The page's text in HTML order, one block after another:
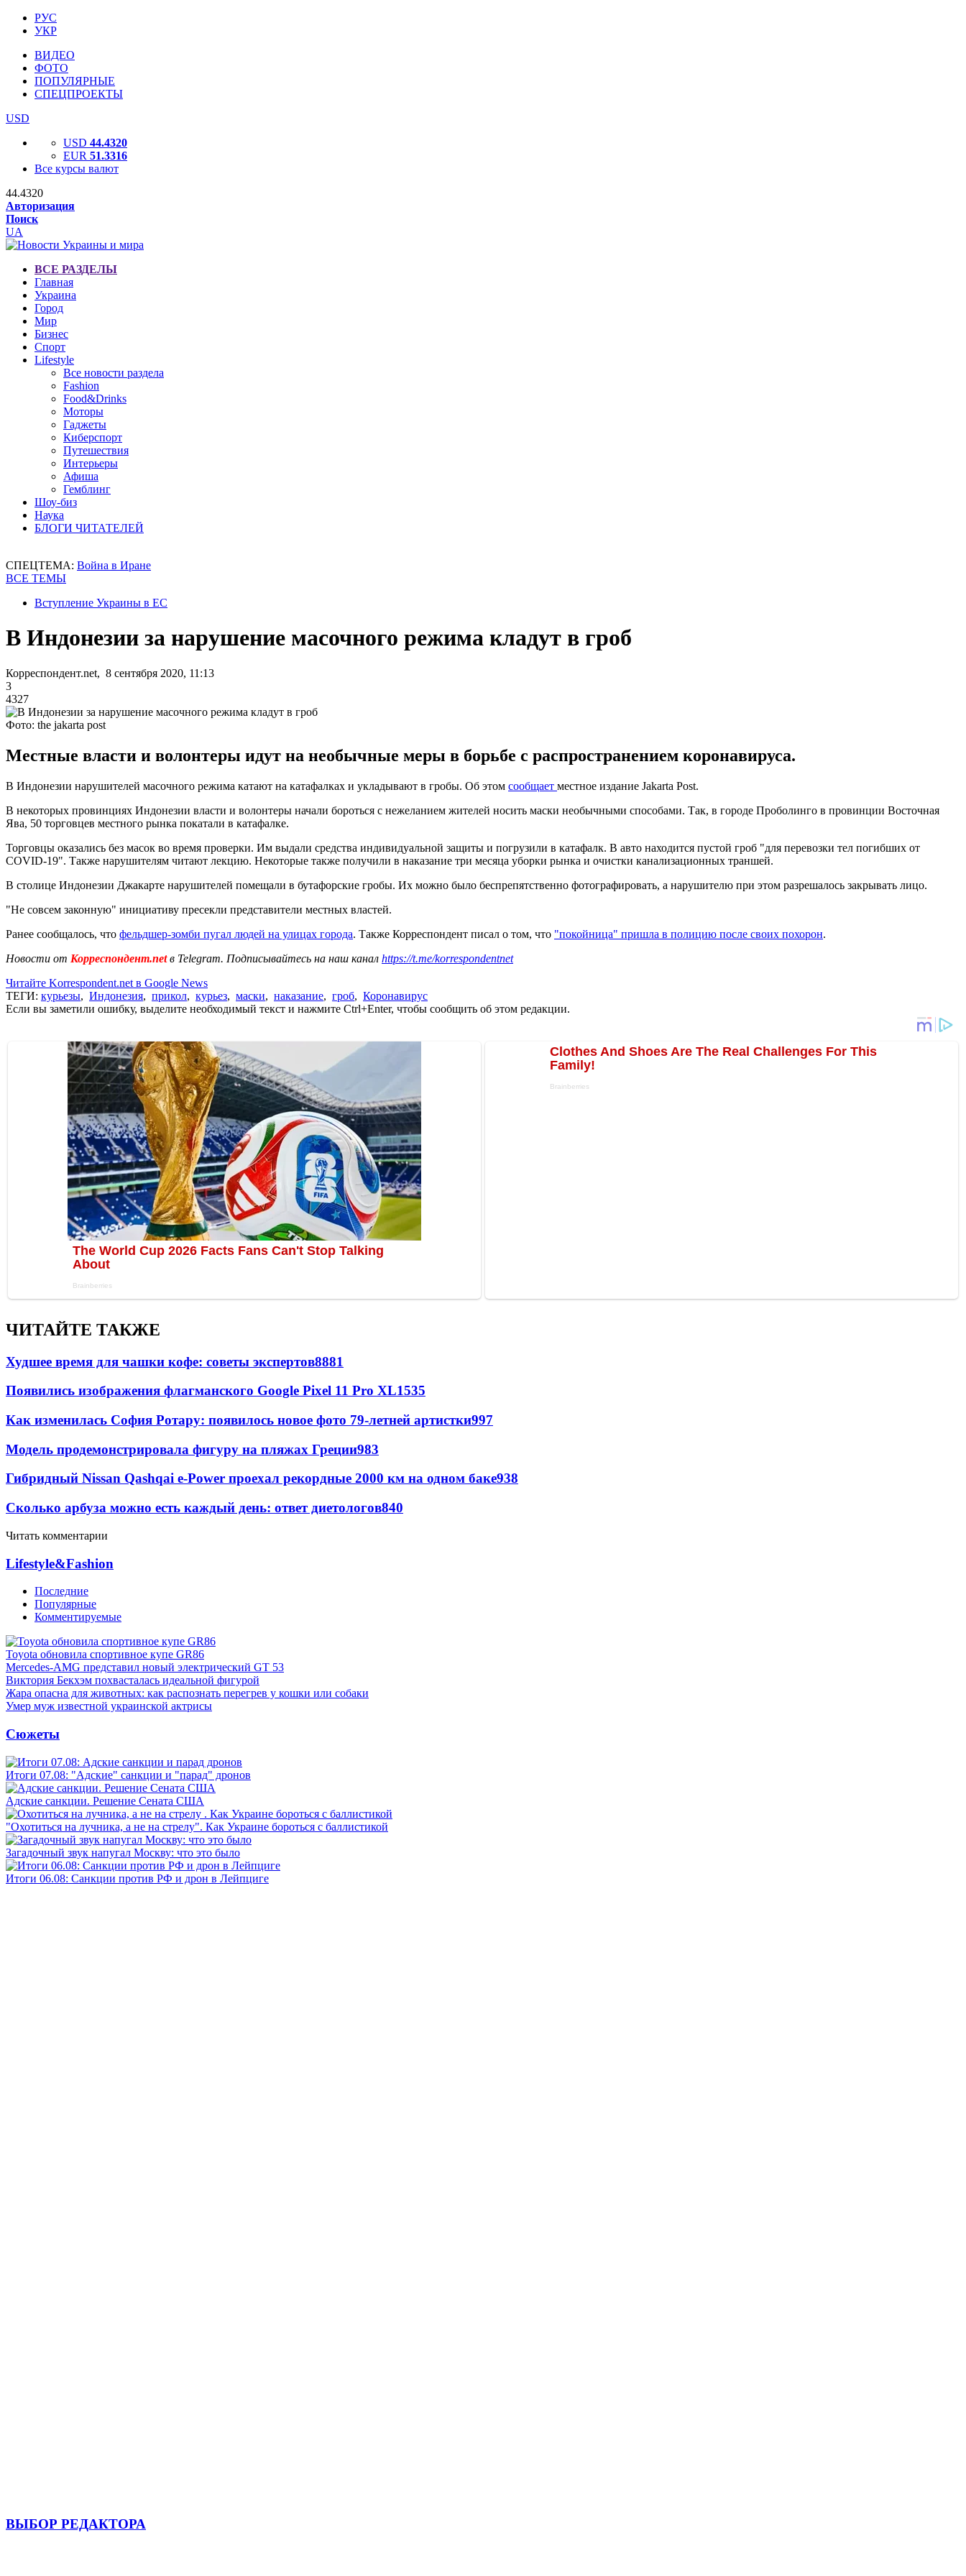
РУС
УКР
ВИДЕО
ФОТО
ПОПУЛЯРНЫЕ
СПЕЦПРОЕКТЫ
USD
USD 44.4320
EUR 51.3316
Все курсы валют
44.4320
Авторизация
Поиск
UA
ВСЕ РАЗДЕЛЫ
Главная
Украина
Город
Мир
Бизнес
Спорт
Lifestyle
Все новости раздела
Fashion
Food&Drinks
Моторы
Гаджеты
Киберспорт
Путешествия
Интерьеры
Афиша
Гемблинг
Шоу-биз
Наука
БЛОГИ ЧИТАТЕЛЕЙ
СПЕЦТЕМА: Война в Иране
ВСЕ ТЕМЫ
Вступление Украины в ЕС
В Индонезии за нарушение масочного режима кладут в гроб
Корреспондент.net, 8 сентября 2020, 11:13
3
4327
Фото: the jakarta post
Местные власти и волонтеры идут на необычные меры в борьбе с распространением коронавируса.
В Индонезии нарушителей масочного режима катают на катафалках и укладывают в гробы. Об этом сообщает местное издание Jakarta Post.
В некоторых провинциях Индонезии власти и волонтеры начали бороться с нежеланием жителей носить маски необычными способами. Так, в городе Проболинго в провинции Восточная
Ява, 50 торговцев местного рынка покатали в катафалке.
Торговцы оказались без масок во время проверки. Им выдали средства индивидуальной защиты и погрузили в катафалк. В авто находится пустой гроб "для перевозки тел погибших от
COVID-19". Также нарушителям читают лекцию. Некоторые также получили в наказание три месяца уборки рынка и очистки канализационных траншей.
В столице Индонезии Джакарте нарушителей помещали в бутафорские гробы. Их можно было беспрепятственно фотографировать, а нарушителю при этом разрешалось закрывать лицо.
"Не совсем законную" инициативу пресекли представители местных властей.
Ранее сообщалось, что фельдшер-зомби пугал людей на улицах города. Также Корреспондент писал о том, что "покойница" пришла в полицию после своих похорон.
Новости от Корреспондент.netв Telegram. Подписывайтесь на наш канал https://t.me/korrespondentnet
Читайте Korrespondent.net в Google News
ТЕГИ: курьезы, Индонезия, прикол, курьез, маски, наказание, гроб, Коронавирус
Если вы заметили ошибку, выделите необходимый текст и нажмите Ctrl+Enter, чтобы сообщить об этом редакции.
ЧИТАЙТЕ ТАКЖЕ
Худшее время для чашки кофе: советы экспертов8881
Появились изображения флагманского Google Pixel 11 Pro XL1535
Как изменилась София Ротару: появилось новое фото 79-летней артистки997
Модель продемонстрировала фигуру на пляжах Греции983
Гибридный Nissan Qashqai e-Power проехал рекордные 2000 км на одном баке938
Сколько арбуза можно есть каждый день: ответ диетологов840
Читать комментарии
Lifestyle&Fashion
Последние
Популярные
Комментируемые
Toyota обновила спортивное купе GR86
Mercedes-AMG представил новый электрический GT 53
Виктория Бекхэм похвасталась идеальной фигурой
Жара опасна для животных: как распознать перегрев у кошки или собаки
Умер муж известной украинской актрисы
Сюжеты
Итоги 07.08: "Адские" санкции и "парад" дронов
Адские санкции. Решение Сената США
"Охотиться на лучника, а не на стрелу". Как Украине бороться с баллистикой
Загадочный звук напугал Москву: что это было
Итоги 06.08: Санкции против РФ и дрон в Лейпциге
ВЫБОР РЕДАКТОРА